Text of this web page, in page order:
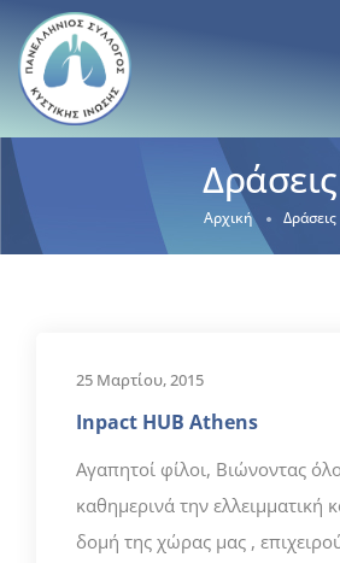
Δράσεις
Αρχική Δράσεις
25 Μαρτίου, 2015
Inpact HUB Athens
Αγαπητοί φίλοι, Βιώνοντας
καθημερινά την ελλειμματική
δομή της χώρας μας ,